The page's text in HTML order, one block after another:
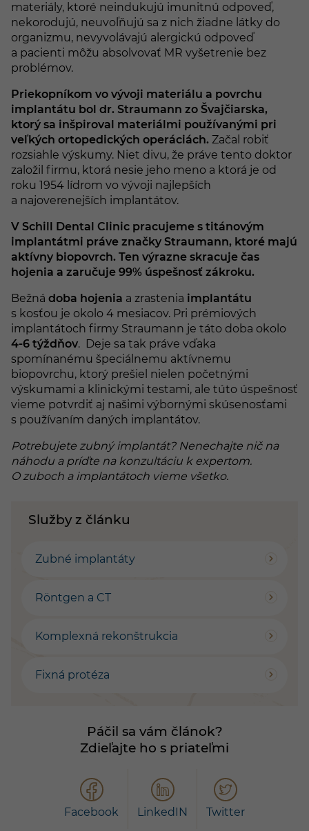
materiály, ktoré neindukujú imunitnú odpoveď,
nekorodujú, neuvoľňujú sa z nich žiadne látky do
organizmu, nevyvolávajú alergickú odpoveď
a pacienti môžu absolvovať MR vyšetrenie bez
problémov.
Priekopníkom vo vývoji materiálu a povrchu
implantátu bol dr. Straumann zo Švajčiarska,
ktorý sa inšpiroval materiálmi používanými pri
veľkých ortopedických operáciách. Začal robiť
rozsiahle výskumy. Niet divu, že práve tento doktor
založil firmu, ktorá nesie jeho meno a ktorá je od
roku 1954 lídrom vo vývoji najlepších
a najoverenejších implantátov.
V Schill Dental Clinic pracujeme s titánovým
implantátmi práve značky Straumann, ktoré majú
aktívny biopovrch. Ten výrazne skracuje čas
hojenia a zaručuje 99% úspešnosť zákroku.
Bežná doba hojenia a zrastenia implantátu
s kosťou je okolo 4 mesiacov. Pri prémiových
implantátoch firmy Straumann je táto doba okolo
4-6 týždňov. Deje sa tak práve vďaka
spomínanému špeciálnemu aktívnemu
biopovrchu, ktorý prešiel nielen početnými
výskumami a klinickými testami, ale túto úspešnosť
vieme potvrdiť aj našimi výbornými skúsenosťami
s používaním daných implantátov.
Potrebujete zubný implantát? Nenechajte nič na
náhodu a príďte na konzultáciu k expertom.
O zuboch a implantátoch vieme všetko.
Služby z článku
Zubné implantáty
Röntgen a CT
Komplexná rekonštrukcia
Fixná protéza
Páčil sa vám článok?
Zdieľajte ho s priateľmi
Facebook LinkedIN Twitter